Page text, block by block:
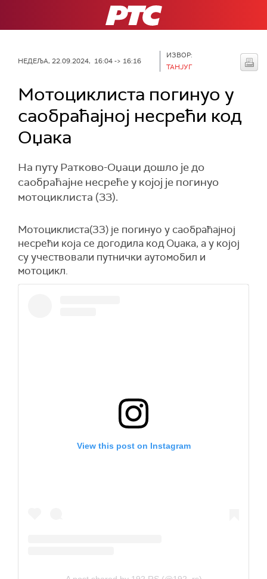
РТС
НЕДЕЉА, 22.09.2024, 16:04 -> 16:16
ИЗВОР:
ТАНЈУГ
Мотоциклиста погинуо у
саобраћајној несрећи код
Оџака
На путу Ратково-Оџаци дошло је до
саобраћајне несреће у којој је погинуо
мотоциклиста (33).
Мотоциклиста(33) је погинуо у саобраћајној
несрећи која се догодила код Оџака, a у којој
су учествовали путнички аутомобил и
мотоцикл.
View this post on Instagram